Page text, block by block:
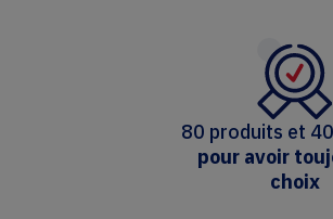
80 produits et
pour avoir
choix